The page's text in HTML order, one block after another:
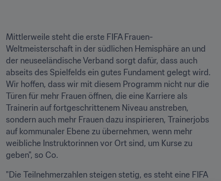
Mittlerweile steht die erste FIFA Frauen-
Weltmeisterschaft in der südlichen Hemisphäre an und
der neuseeländische Verband sorgt dafür, dass auch
abseits des Spielfelds ein gutes Fundament gelegt wird.
Wir hoffen, dass wir mit diesem Programm nicht nur die
Türen für mehr Frauen öffnen, die eine Karriere als
Trainerin auf fortgeschrittenem Niveau anstreben,
sondern auch mehr Frauen dazu inspirieren, Trainerjobs
auf kommunaler Ebene zu übernehmen, wenn mehr
weibliche Instruktorinnen vor Ort sind, um Kurse zu
geben", so Co.
"Die Teilnehmerzahlen steigen stetig, es steht eine FIFA